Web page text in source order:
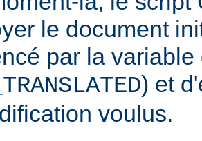
le document
par la
) et
voulus.